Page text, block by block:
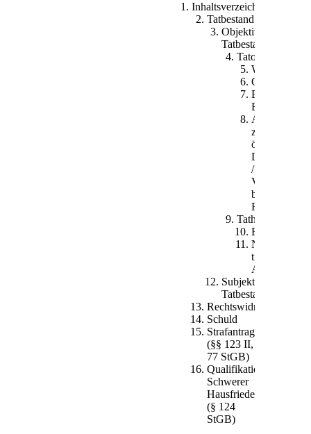
Inhaltsverzeichnis
Tatbestand
Objektiver
Tatbestand
Tatobjekt
Wohnung
Befriedetes
Besitztum
zum
öffentlichen
Dienst
/
Verkehr
bestimmte
Räume
Tathandlung
Eindringen
trotz
Subjektiver
Tatbestand
Rechtswidrigkeit
Schuld
Strafantrag
(§§ 123 II,
77 StGB)
Qualifikation:
Schwerer
Hausfriedensbruch
(§ 124
StGB)